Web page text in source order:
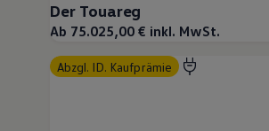
Digitale Extras
Dienste für Ihr Modell
Handy und Fahrzeug
Updates für Software,
Der Touareg
Ab 75.025,00 € inkl. MwSt.
abzgl. ID. Kaufprämie